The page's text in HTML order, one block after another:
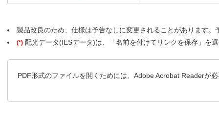
製品改良のため、仕様は予告なしに変更されることがあります。
(*) 配光データ(IESデータ)は、「名前を付けてリンクを保存」を
PDF形式のファイルを開くためには、Adobe Acrobat Readerが